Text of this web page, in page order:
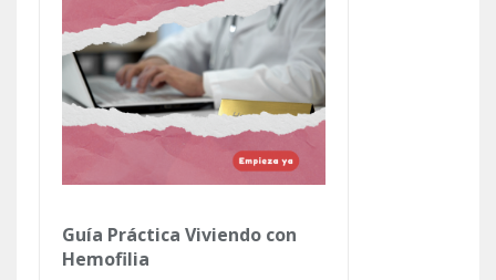
Guía Práctica Viviendo con
Hemofilia